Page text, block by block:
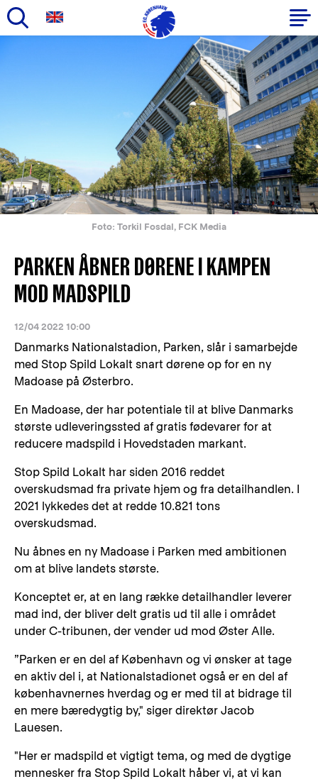
Foto: Torkil Fosdal, FCK Media
PARKEN ÅBNER DØRENE I KAMPEN
MOD MADSPILD
12/04 2022 10:00
Danmarks Nationalstadion, Parken, slår i samarbejde
med Stop Spild Lokalt snart dørene op for en ny
Madoase på Østerbro.
En Madoase, der har potentiale til at blive Danmarks
største udleveringssted af gratis fødevarer for at
reducere madspild i Hovedstaden markant.
Stop Spild Lokalt har siden 2016 reddet
overskudsmad fra private hjem og fra detailhandlen. I
2021 lykkedes det at redde 10.821 tons
overskudsmad.
Nu åbnes en ny Madoase i Parken med ambitionen
om at blive landets største.
Konceptet er, at en lang række detailhandler leverer
mad ind, der bliver delt gratis ud til alle i området
under C-tribunen, der vender ud mod Øster Alle.
”Parken er en del af København og vi ønsker at tage
en aktiv del i, at Nationalstadionet også er en del af
københavnernes hverdag og er med til at bidrage til
en mere bæredygtig by," siger direktør Jacob
Lauesen.
"Her er madspild et vigtigt tema, og med de dygtige
mennesker fra Stop Spild Lokalt håber vi, at vi kan